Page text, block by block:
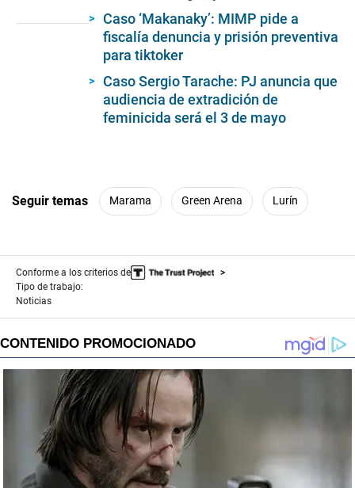
Caso ‘Makanaky’: MIMP pide a
fiscalía denuncia y prisión preventiva
para tiktoker
Caso Sergio Tarache: PJ anuncia que
audiencia de extradición de
feminicida será el 3 de mayo
Seguir temas Marama Green Arena Lurín
Conforme a los criterios de
Tipo de trabajo:
Noticias